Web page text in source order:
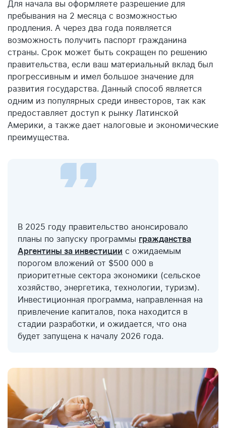
Для начала вы оформляете разрешение для
пребывания на 2 месяца с возможностью
продления. А через два года появляется
возможность получить паспорт гражданина
страны. Срок может быть сокращен по решению
правительства, если ваш материальный вклад был
прогрессивным и имел большое значение для
развития государства. Данный способ является
одним из популярных среди инвесторов, так как
предоставляет доступ к рынку Латинской
Америки, а также дает налоговые и экономические
преимущества.
В 2025 году правительство анонсировало
планы по запуску программы гражданства
Аргентины за инвестиции с ожидаемым
порогом вложений от $500 000 в
приоритетные сектора экономики (сельское
хозяйство, энергетика, технологии, туризм).
Инвестиционная программа, направленная на
привлечение капиталов, пока находится в
стадии разработки, и ожидается, что она
будет запущена к началу 2026 года.